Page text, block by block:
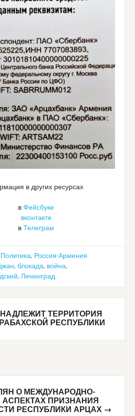
в других ресурсах
в Фейсбуке
вконтакте
в Телеграм
Политика, Россия-Армения
, блокада, война,
, Ленинград
ТЕРРИТОРИЯ
РЕСПУБЛИКИ
О МЕЖДУНАРОДНО-
ПРИЗНАНИЯ
РЕСПУБЛИКИ АРЦАХ →